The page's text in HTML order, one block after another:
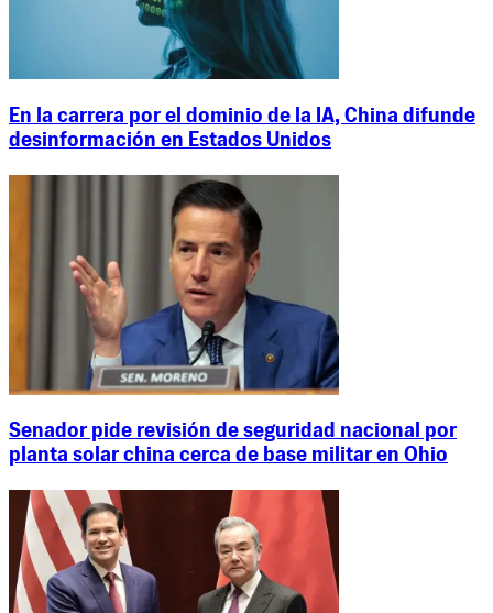
En la carrera por el dominio de la IA, China difunde
desinformación en Estados Unidos
Senador pide revisión de seguridad nacional por
planta solar china cerca de base militar en Ohio